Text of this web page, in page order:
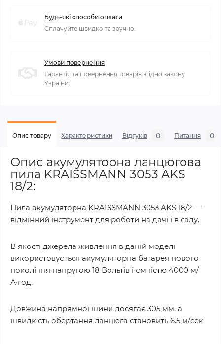
Будь-які способи оплати
Сплачуйте швидко та зручно.
Умови повернення
Гарантія та повернення товарів згідно закону
України.
Опис товару Характеристики Відгуків 0 Питання 0
Опис акумуляторна ланцюгова
пила KRAISSMANN 3053 AKS
18/2:
Пила акумуляторна KRAISSMANN 3053 AKS 18/2 —
відмінний інструмент для роботи на дачі і в саду.
В якості джерела живлення в даній моделі
використовується акумуляторна батарея нового
покоління напругою 18 Вольтів і ємністю 4000 м/
А·год.
Довжина напрямної шини досягає 305 мм, а
швидкість обертання ланцюга становить 6.5 м/сек.